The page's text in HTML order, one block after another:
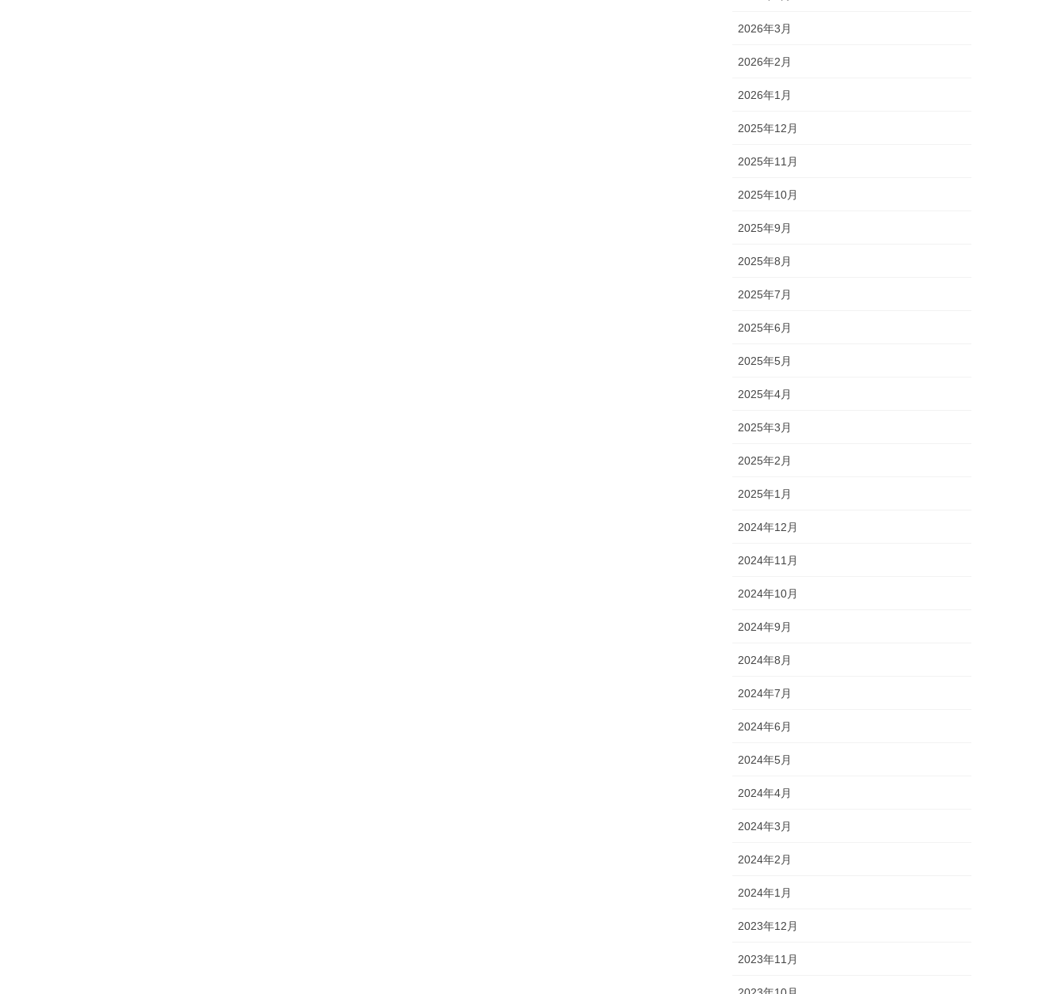
2026年3月
2026年2月
2026年1月
2025年12月
2025年11月
2025年10月
2025年9月
2025年8月
2025年7月
2025年6月
2025年5月
2025年4月
2025年3月
2025年2月
2025年1月
2024年12月
2024年11月
2024年10月
2024年9月
2024年8月
2024年7月
2024年6月
2024年5月
2024年4月
2024年3月
2024年2月
2024年1月
2023年12月
2023年11月